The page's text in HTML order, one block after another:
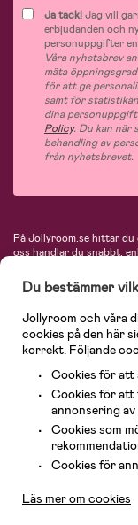
Ja tack!Jag vill
erbjudanden och
personuppgifter
Våra nyhetsbrev
mäta
för att ge
samt för
dina
Policy. Du kan när
behandling av
från nyhetsbrevet.
På Jollyroom.se hittar
oss handlar du snabbt,
hos oss. I vårt sortiment
baby, produkter för
varumärken så som
KidKraft, Ergobaby,
Välkommen in och kika
Du bestämmer
Jollyroom och våra
cookies på den här
korrekt. Följande
Cookies för att
Cookies för att
annonsering
Cookies som
Cookies för
Läs mer om cookies